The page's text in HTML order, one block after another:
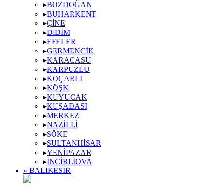
▸BOZDOĞAN
▸BUHARKENT
▸ÇINE
▸DIDIM
▸EFELER
▸GERMENCIK
▸KARACASU
▸KARPUZLU
▸KOÇARLI
▸KÖŞK
▸KUYUCAK
▸KUŞADASI
▸MERKEZ
▸NAZILLI
▸SÖKE
▸SULTANHISAR
▸YENIPAZAR
▸İNCIRLIOVA
» BALIKESIR